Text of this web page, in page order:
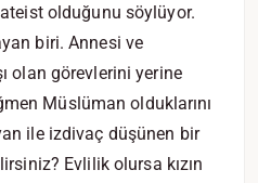
ateist olduğunu söylüyor.
biri. Annesi ve
olan görevlerini yerine
Müslüman olduklarını
ile izdivaç düşünen bir
Evlilik olursa kızın